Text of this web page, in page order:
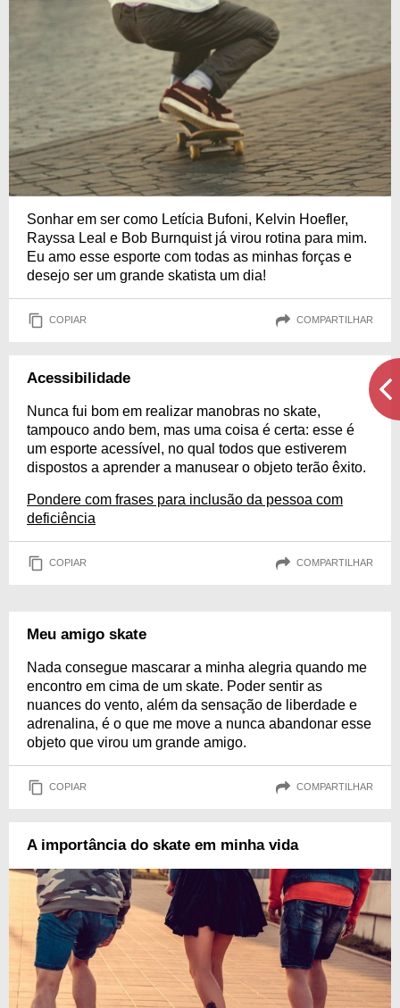
Sonhar em ser como Letícia Bufoni, Kelvin Hoefler,
Rayssa Leal e Bob Burnquist já virou rotina para mim.
Eu amo esse esporte com todas as minhas forças e
desejo ser um grande skatista um dia!
COPIAR COMPARTILHAR
Acessibilidade
Nunca fui bom em realizar manobras no skate,
tampouco ando bem, mas uma coisa é certa: esse é
um esporte acessível, no qual todos que estiverem
dispostos a aprender a manusear o objeto terão êxito.
Pondere com frases para inclusão da pessoa com
deficiência
COPIAR COMPARTILHAR
Meu amigo skate
Nada consegue mascarar a minha alegria quando me
encontro em cima de um skate. Poder sentir as
nuances do vento, além da sensação de liberdade e
adrenalina, é o que me move a nunca abandonar esse
objeto que virou um grande amigo.
COPIAR COMPARTILHAR
A importância do skate em minha vida